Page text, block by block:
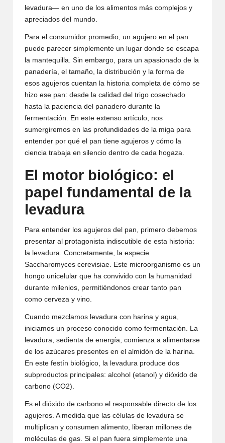
levadura— en uno de los alimentos más complejos y
apreciados del mundo.
Para el consumidor promedio, un agujero en el pan
puede parecer simplemente un lugar donde se escapa
la mantequilla. Sin embargo, para un apasionado de la
panadería, el tamaño, la distribución y la forma de
esos agujeros cuentan la historia completa de cómo se
hizo ese pan: desde la calidad del trigo cosechado
hasta la paciencia del panadero durante la
fermentación. En este extenso artículo, nos
sumergiremos en las profundidades de la miga para
entender por qué el pan tiene agujeros y cómo la
ciencia trabaja en silencio dentro de cada hogaza.
El motor biológico: el
papel fundamental de la
levadura
Para entender los agujeros del pan, primero debemos
presentar al protagonista indiscutible de esta historia:
la levadura. Concretamente, la especie
Saccharomyces cerevisiae. Este microorganismo es un
hongo unicelular que ha convivido con la humanidad
durante milenios, permitiéndonos crear tanto pan
como cerveza y vino.
Cuando mezclamos levadura con harina y agua,
iniciamos un proceso conocido como fermentación. La
levadura, sedienta de energía, comienza a alimentarse
de los azúcares presentes en el almidón de la harina.
En este festín biológico, la levadura produce dos
subproductos principales: alcohol (etanol) y dióxido de
carbono (CO2).
Es el dióxido de carbono el responsable directo de los
agujeros. A medida que las células de levadura se
multiplican y consumen alimento, liberan millones de
moléculas de gas. Si el pan fuera simplemente una